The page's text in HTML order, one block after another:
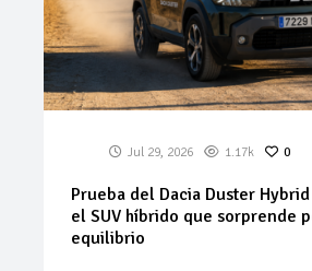
Jul 27, 2026 552 0
Neumáticos de ocasión: la
inteligente para ahorrar sin
seguridad